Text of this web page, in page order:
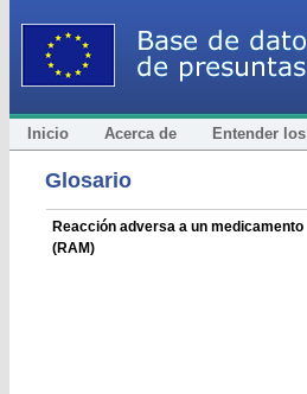
Inicio Acerca de Entender
Glosario
Reacción adversa a un medicamento
(RAM)